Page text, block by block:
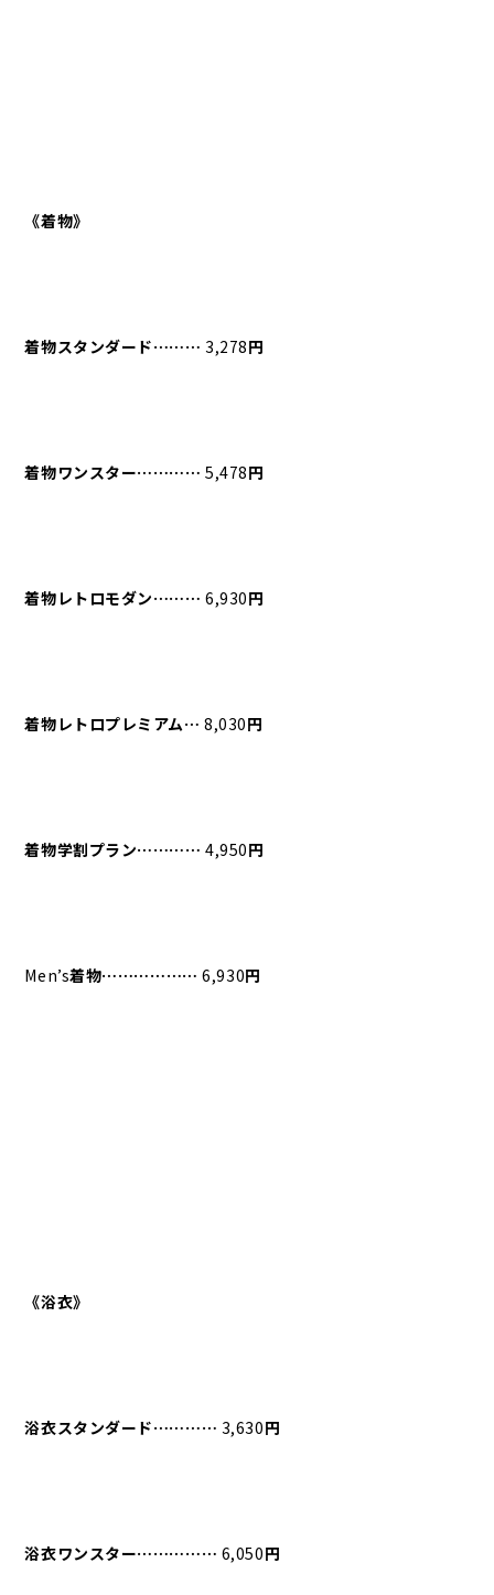
《着物》
着物スタンダード⋯⋯⋯ 3,278円
着物ワンスター⋯⋯⋯⋯ 5,478円
着物レトロモダン⋯⋯⋯ 6,930円
着物レトロプレミアム⋯ 8,030円
着物学割プラン⋯⋯⋯⋯ 4,950円
Men’s着物⋯⋯⋯⋯⋯⋯ 6,930円
《浴衣》
浴衣スタンダード⋯⋯⋯⋯ 3,630円
浴衣ワンスター⋯⋯⋯⋯⋯ 6,050円